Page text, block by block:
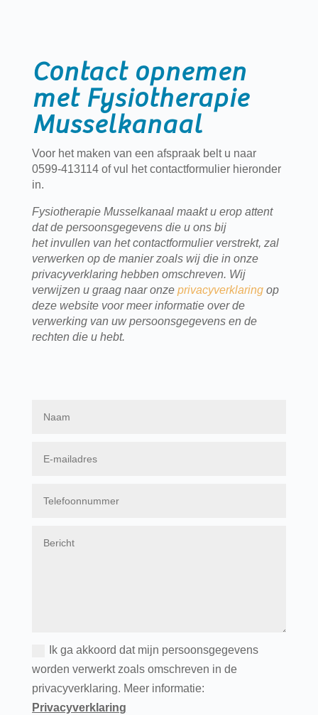
Contact opnemen
met Fysiotherapie
Musselkanaal
Voor het maken van een afspraak belt u naar
0599-413114 of vul het contactformulier hieronder
in.
Fysiotherapie Musselkanaal maakt u erop attent
dat de persoonsgegevens die u ons bij
het invullen van het contactformulier verstrekt, zal
verwerken op de manier zoals wij die in onze
privacyverklaring hebben omschreven. Wij
verwijzen u graag naar onze privacyverklaringop
deze website voor meer informatie over de
verwerking van uw persoonsgegevens en de
rechten die u hebt.
Ik ga akkoord dat mijn persoonsgegevens
worden verwerkt zoals omschreven in de
privacyverklaring. Meer informatie:
Privacyverklaring